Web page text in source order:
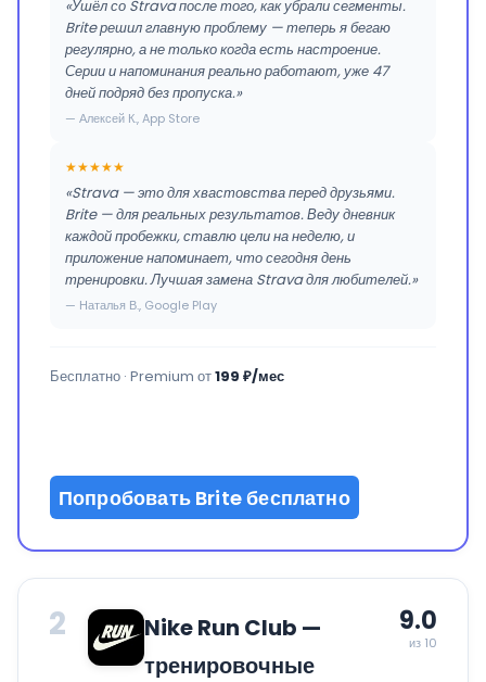
«Ушёл со Strava после того, как убрали сегменты.
Brite решил главную проблему — теперь я бегаю
регулярно, а не только когда есть настроение.
Серии и напоминания реально работают, уже 47
дней подряд без пропуска.»
— Алексей К., App Store
★★★★★
«Strava — это для хвастовства перед друзьями.
Brite — для реальных результатов. Веду дневник
каждой пробежки, ставлю цели на неделю, и
приложение напоминает, что сегодня день
тренировки. Лучшая замена Strava для любителей.»
— Наталья В., Google Play
Бесплатно · Premium от199 ₽/мес
Попробовать Brite бесплатно
2
Nike Run Club —
тренировочные
9.0
из 10